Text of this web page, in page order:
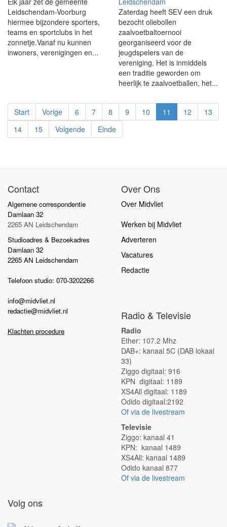
Leidschendam-Voorburg
hiermee bijzondere sporters,
teams en sportclubs in het
zonnetje.Vanaf nu kunnen
inwoners, verenigingen en...
Zaterdag heeft SEV een druk
bezocht oliebollen
zaalvoetbaltoernooi
georganiseerd voor de
jeugdspelers van de
vereniging. Het is inmiddels
een traditie geworden om
heerlijk te zaalvoetballen, het...
Start Vorige 6 7 8 9 10 11 12
13
14
15 Volgende Einde
Contact
Algemene correspondentie
Damlaan 32
2265 AN Leidschendam
Studioadres & Bezoekadres
Damlaan 32
2265 AN Leidschendam
Telefoon studio: 070-3202266
info@midvliet.nl
redactie@midvliet.nl
Klachten procedure
Over Ons
Over Midvliet
Werken bij Midvliet
Adverteren
Vacatures
Redactie
Radio & Televisie
Radio
Ether: 107.2 Mhz
DAB+: kanaal 5C (DAB lokaal
33)
Ziggo digitaal: 916
KPN digitaal: 1189
XS4All digitaal: 1189
Odido digitaal:2192
Of via de livestream
Televisie
Ziggo: kanaal 41
KPN: kanaal 1489
XS4All: kanaal 1489
Odido kanaal 877
Of via de livestream
Volg ons